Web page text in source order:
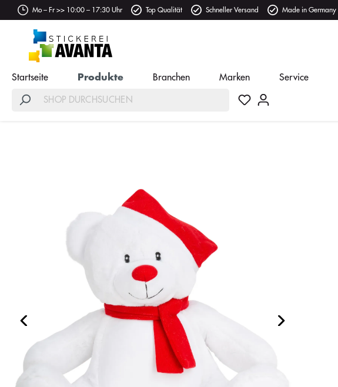
Mo – Fr >> 10:00 – 17:30 Uhr Top Qualität Schneller Versand Made in Germany
Startseite Produkte Branchen Marken Service